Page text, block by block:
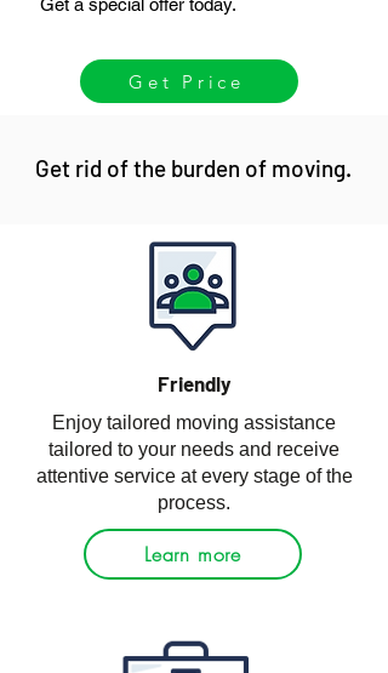
Get a special offer today.
Get Price
Get rid of the burden of moving.
Friendly
Enjoy tailored moving assistance
tailored to your needs and receive
attentive service at every stage of the
process.
Learn more